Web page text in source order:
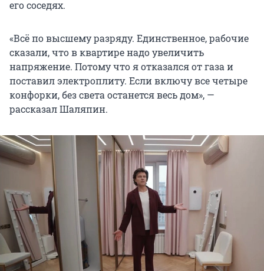
его соседях.
«Всё по высшему разряду. Единственное, рабочие
сказали, что в квартире надо увеличить
напряжение. Потому что я отказался от газа и
поставил электроплиту. Если включу все четыре
конфорки, без света останется весь дом», —
рассказал Шаляпин.